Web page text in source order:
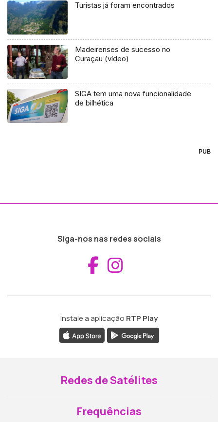
Turistas já foram encontrados
Madeirenses de sucesso no
Curaçau (vídeo)
SIGA tem uma nova funcionalidade
de bilhética
PUB
Siga-nos nas redes sociais
Aceder ao
Instale a aplicação RTP Play
Redes de Satélites
Frequências